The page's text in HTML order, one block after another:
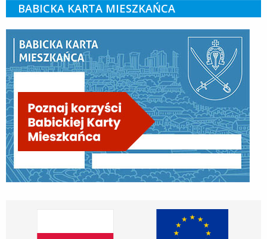
BABICKA KARTA MIESZKAŃCA